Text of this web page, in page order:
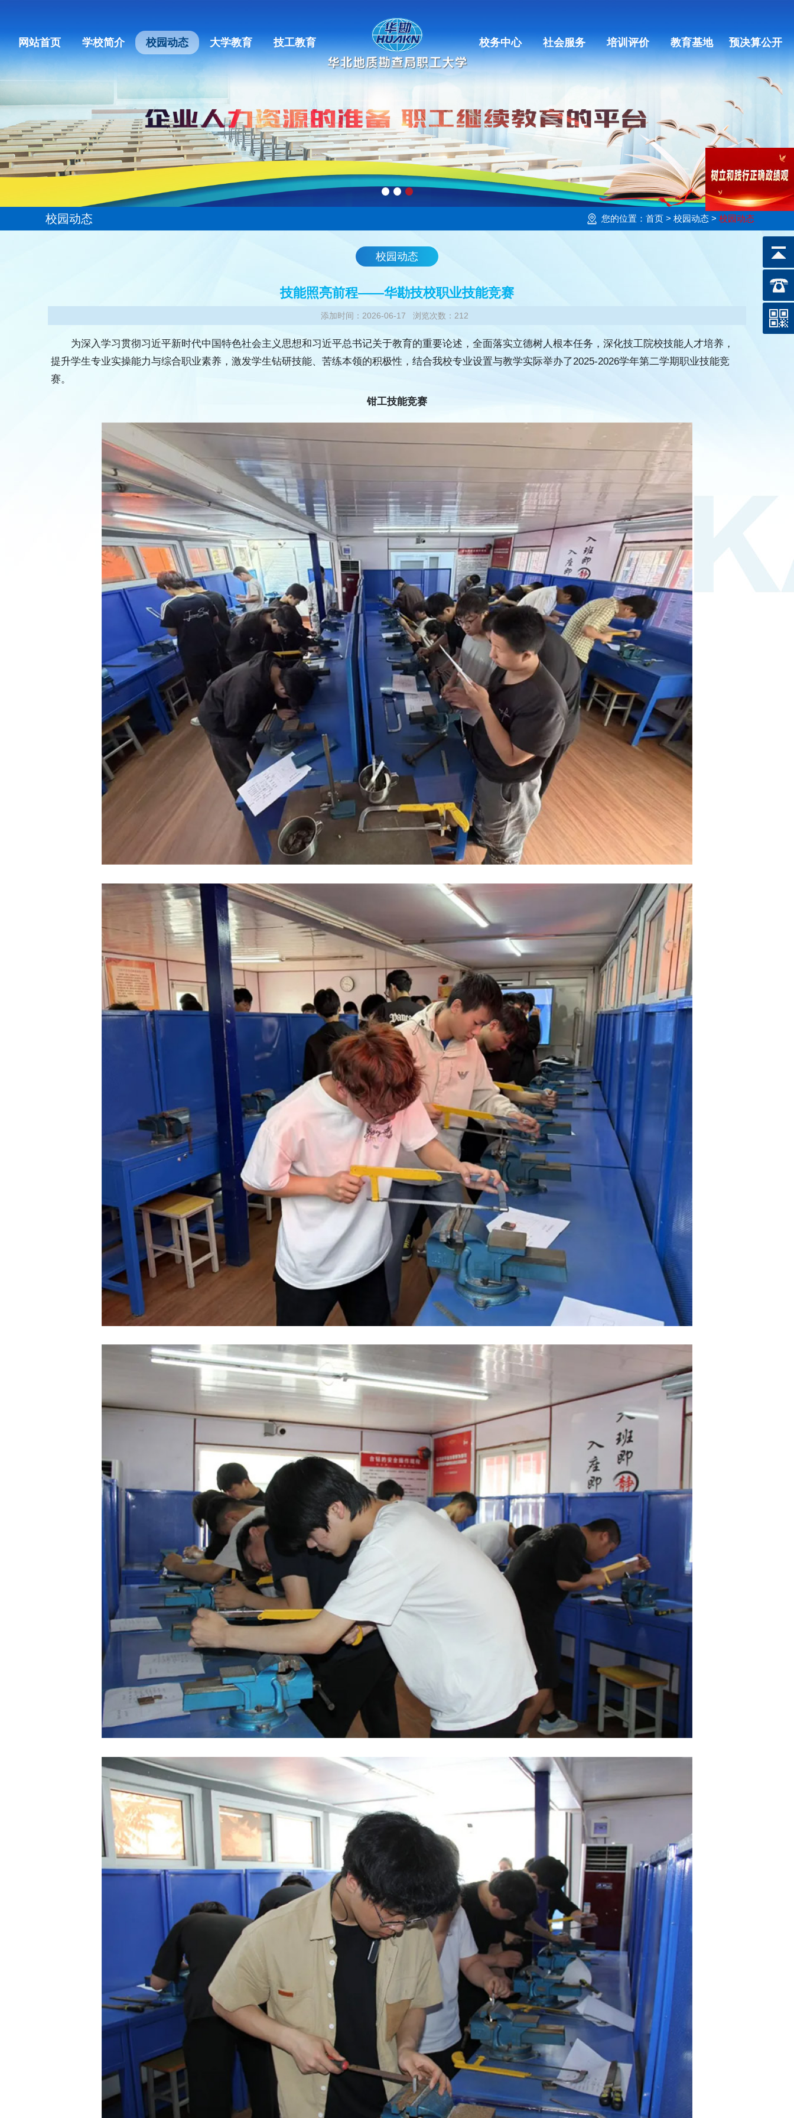
网站首页 学校简介 校园动态 大学教育 技工教育 校务中心 社会服务 培训评价 教育基地 预决算公开
您的位置： 首页> 校园动态 > 校园动态
校园动态
校园动态
技能照亮前程——华勘技校职业技能竞赛
添加时间：2026-06-17 浏览次数：212
为深入学习贯彻习近平新时代中国特色社会主义思想和习近平总书记关于教育的重要论述，全面落实立德树人根本任务，深化技工院校技能人才培养，
提升学生专业实操能力与综合职业素养，激发学生钻研技能、苦练本领的积极性，结合我校专业设置与教学实际举办了2025-2026学年第二学期职业技能竞
赛。
钳工技能竞赛